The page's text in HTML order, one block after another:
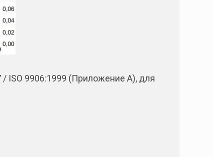
/ ISO 9906:1999 (Приложение А), для